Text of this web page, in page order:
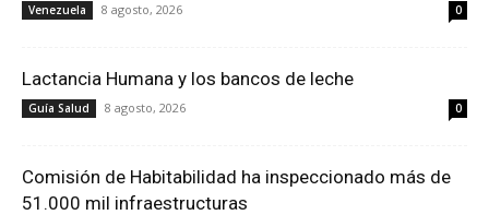
Venezuela 8 agosto, 2026 0
Lactancia Humana y los bancos de leche
Guía Salud 8 agosto, 2026 0
Comisión de Habitabilidad ha inspeccionado más de
51.000 mil infraestructuras